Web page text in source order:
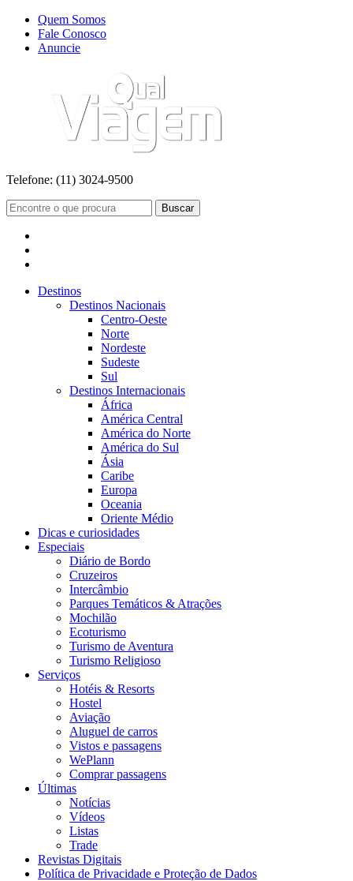
Quem Somos
Fale Conosco
Anuncie
Telefone: (11) 3024-9500
Buscar
Destinos
Destinos Nacionais
Centro-Oeste
Norte
Nordeste
Sudeste
Sul
Destinos Internacionais
África
América Central
América do Norte
América do Sul
Ásia
Caribe
Europa
Oceania
Oriente Médio
Dicas e curiosidades
Especiais
Diário de Bordo
Cruzeiros
Intercâmbio
Parques Temáticos & Atrações
Mochilão
Ecoturismo
Turismo de Aventura
Turismo Religioso
Serviços
Hotéis & Resorts
Hostel
Aviação
Aluguel de carros
Vistos e passagens
WePlann
Comprar passagens
Últimas
Notícias
Vídeos
Listas
Trade
Revistas Digitais
Política de Privacidade e Proteção de Dados